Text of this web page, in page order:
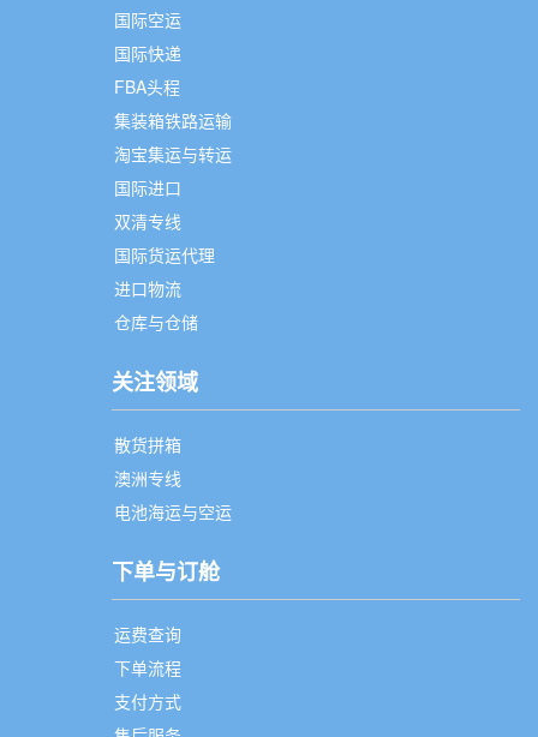
国际空运
国际快递
FBA头程
集装箱铁路运输
淘宝集运与转运
国际进口
双清专线
国际货运代理
进口物流
仓库与仓储
关注领域
散货拼箱
澳洲专线
电池海运与空运
下单与订舱
运费查询
下单流程
支付方式